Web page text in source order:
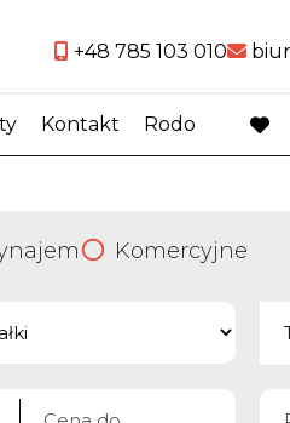
+48 785 103 010
Kontakt Rodo
Komercyjne